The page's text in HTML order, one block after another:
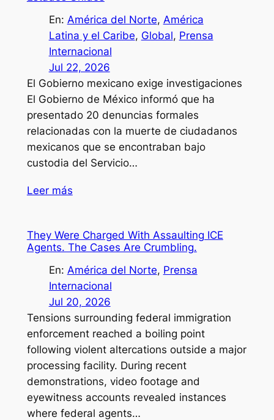
En: América del Norte, América
Latina y el Caribe, Global, Prensa
Internacional
Jul 22, 2026
El Gobierno mexicano exige investigaciones
El Gobierno de México informó que ha
presentado 20 denuncias formales
relacionadas con la muerte de ciudadanos
mexicanos que se encontraban bajo
custodia del Servicio…
Leer más
They Were Charged With Assaulting ICE
Agents. The Cases Are Crumbling.
En: América del Norte, Prensa
Internacional
Jul 20, 2026
Tensions surrounding federal immigration
enforcement reached a boiling point
following violent altercations outside a major
processing facility. During recent
demonstrations, video footage and
eyewitness accounts revealed instances
where federal agents…